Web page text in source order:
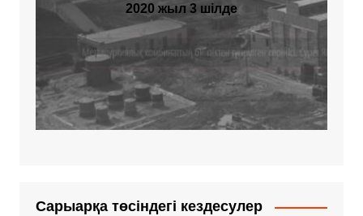
2020 жыл 3 шілде
Сарыарқа төсіндегі кездесулер